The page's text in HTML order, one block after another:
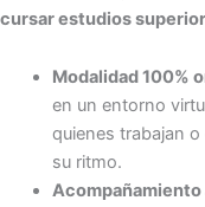
cursar estudios
Modalidad 100%
en un entorno
quienes trabajan
su ritmo.